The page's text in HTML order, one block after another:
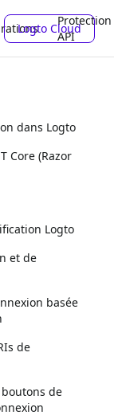
Protection
API
Logto Cloud
dans Logto
Core (Razor
Logto
et de
basée
de
de